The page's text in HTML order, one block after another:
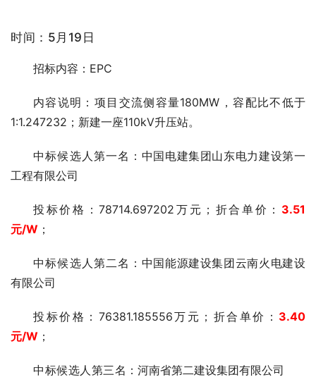
时间：5月19日
招标内容：EPC
内容说明：项目交流侧容量180MW，容配比不低于
1:1.247232；新建一座110kV升压站。
中标候选人第一名：中国电建集团山东电力建设第一
工程有限公司
投标价格：78714.697202万元；折合单价： 3.51
元/W ；
中标候选人第二名：中国能源建设集团云南火电建设
有限公司
投标价格：76381.185556万元；折合单价： 3.40
元/W ；
中标候选人第三名：河南省第二建设集团有限公司